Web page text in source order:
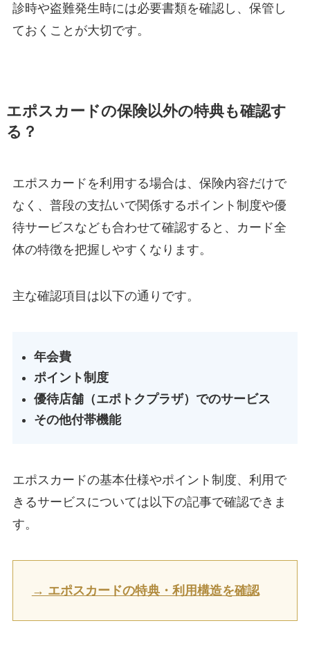
診時や盗難発生時には必要書類を確認し、保管し
ておくことが大切です。
エポスカードの保険以外の特典も確認す
る？
エポスカードを利用する場合は、保険内容だけで
なく、普段の支払いで関係するポイント制度や優
待サービスなども合わせて確認すると、カード全
体の特徴を把握しやすくなります。
主な確認項目は以下の通りです。
年会費
ポイント制度
優待店舗（エポトクプラザ）でのサービス
その他付帯機能
エポスカードの基本仕様やポイント制度、利用で
きるサービスについては以下の記事で確認できま
す。
→ エポスカードの特典・利用構造を確認